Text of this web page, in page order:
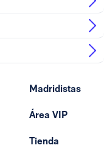
Madridistas
Área VIP
Tienda